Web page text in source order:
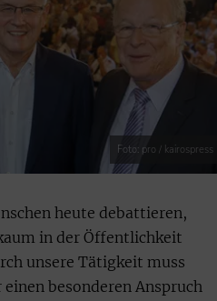
Foto: pro / kairospress
heute debattieren,
in der Öffentlichkeit
unsere Tätigkeit muss
besonderen Anspruch